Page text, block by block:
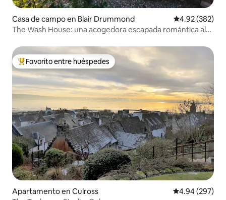
Casa de campo en Blair Drummond Calificación
4.92 (382)
The Wash House: una acogedora escapada romántica al
Favorito entre huéspedes preferido
Favorito entre huéspedes
Apartamento en Culross Calificación
4.94 (297)